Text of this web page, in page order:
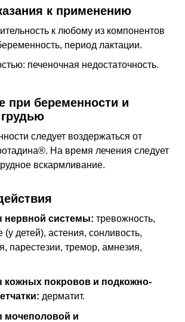
к применению
к любому из компонентов
период лактации.
печеночная недостаточность.
при беременности и
следует воздержаться от
На время лечения следует
вскармливание.
нервной системы: тревожность,
(у детей), астения, сонливость,
парестезии, тремор, амнезия,
кожных покровов и подкожно-
дерматит.
мочеполовой и